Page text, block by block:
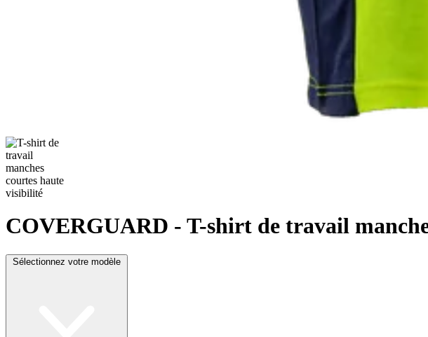
COVERGUARD - T-shirt de travail
Sélectionnez votre modèle